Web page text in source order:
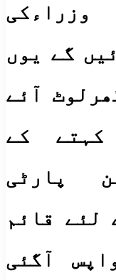
وزراءکی
گے یوں
آئے
کہتے کے
پارٹی
لئے قائم
آگئی